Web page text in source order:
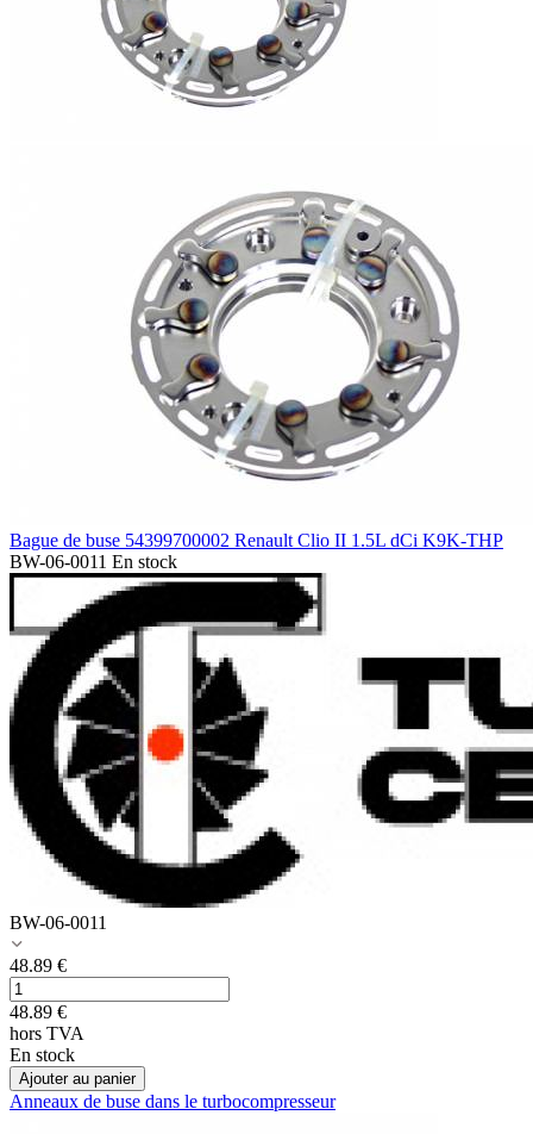
Bague de buse 54399700002 Renault Clio II 1.5L dCi K9K-THP
BW-06-0011 En stock
BW-06-0011
48.89 €
48.89 €
hors TVA
En stock
Ajouter au panier
Anneaux de buse dans le turbocompresseur